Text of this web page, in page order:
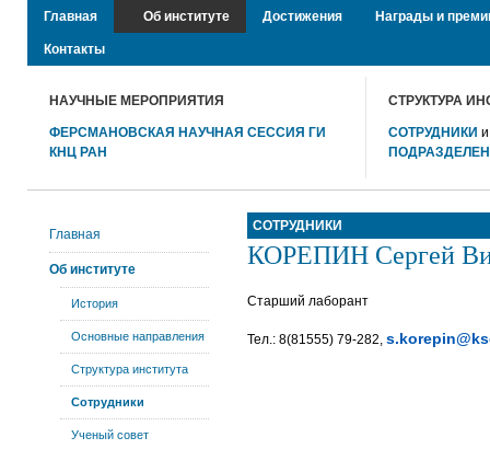
Главная Об институте Достижения Награды и
Контакты
НАУЧНЫЕ МЕРОПРИЯТИЯ
ФЕРСМАНОВСКАЯ НАУЧНАЯ СЕССИЯ ГИ
КНЦ РАН
СТРУКТУРА
СОТРУДНИКИ
СОТРУДНИКИ
КОРЕПИН Сергей
Старший лаборант
Тел.: 8(81555) 79-282,
Главная
Об институте
История
Основные направления
Структура института
Сотрудники
Ученый совет